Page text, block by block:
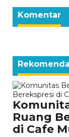
Komentar
Ruang
di Cafe